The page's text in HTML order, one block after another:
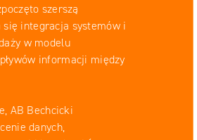
szerszą
integracja systemów i
w modelu
informacji między
AB Bechcicki
danych,